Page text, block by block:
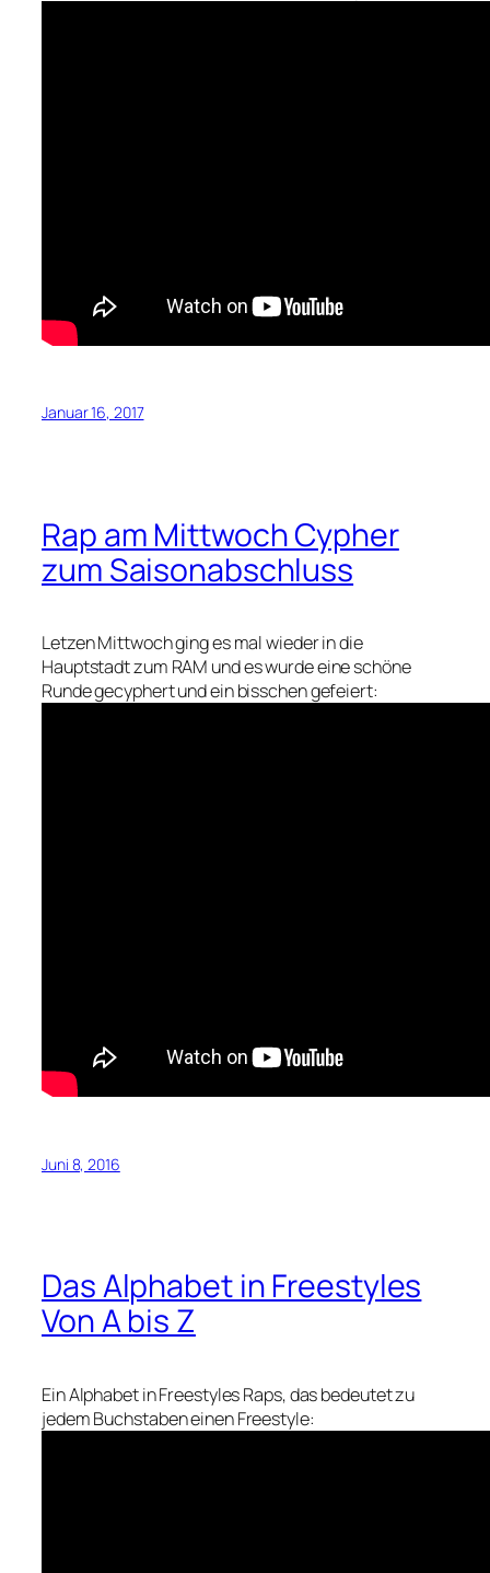
Januar 16, 2017
Rap am Mittwoch Cypher
zum Saisonabschluss
Letzen Mittwoch ging es mal wieder in die
Hauptstadt zum RAM und es wurde eine schöne
Runde gecyphert und ein bisschen gefeiert:
Juni 8, 2016
Das Alphabet in Freestyles
Von A bis Z
Ein Alphabet in Freestyles Raps, das bedeutet zu
jedem Buchstaben einen Freestyle: